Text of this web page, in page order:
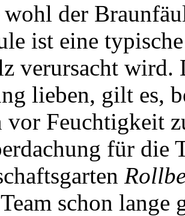
wohl der
ist eine
verursacht wird.
lieben, gilt es,
vor Feuchtigkeit
für die
schon lange